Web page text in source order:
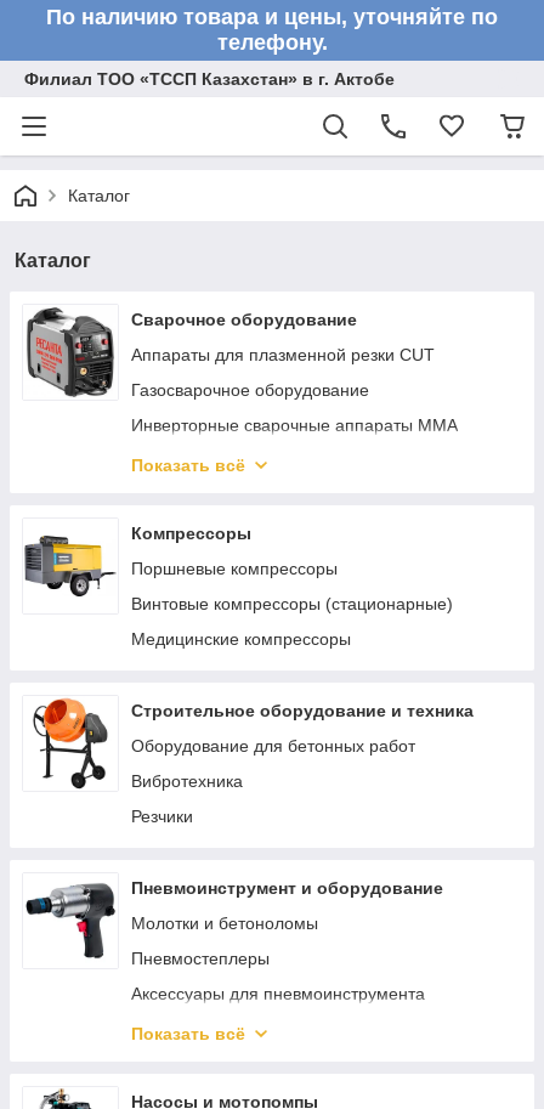
По наличию товара и цены, уточняйте по
телефону.
Филиал ТОО «ТССП Казахстан» в г. Актобе
Каталог
Каталог
Сварочное оборудование
Аппараты для плазменной резки CUT
Газосварочное оборудование
Инверторные сварочные аппараты ММА
Сварочные полуавтоматы MIG/MAG
Реостаты
Материалы и комплектующие для сварки и
Показать всё
Компрессоры
Поршневые компрессоры
Винтовые компрессоры (стационарные)
Медицинские компрессоры
Строительное оборудование и техника
Оборудование для бетонных работ
Вибротехника
Резчики
Пневмоинструмент и оборудование
Молотки и бетоноломы
Пневмостеплеры
Аксессуары для пневмоинструмента
Пневматический гайковерт
Пневмошлифмашины
Показать всё
Насосы и мотопомпы